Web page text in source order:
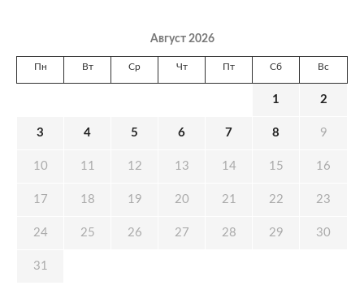
Август 2026
Пн Вт Ср Чт Пт Сб Вс
1 2
3 4 5 6 7 8 9
10 11 12 13 14 15 16
17 18 19 20 21 22 23
24 25 26 27 28 29 30
31